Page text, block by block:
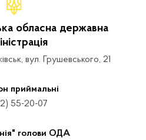
обласна державна
вул. Грушевського, 21
приймальні
55-20-07
голови ОДА